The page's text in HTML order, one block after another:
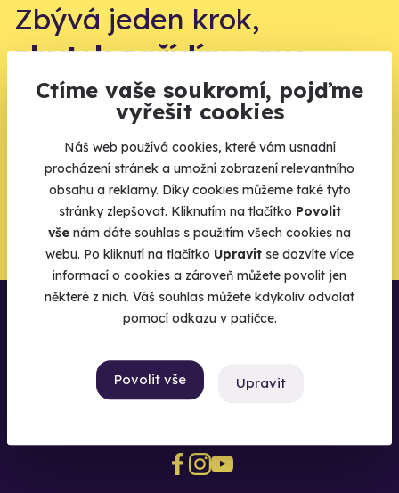
Ctíme vaše soukromí, pojďme
vyřešit cookies
Náš web používá cookies, které vám usnadní
procházení stránek a umožní zobrazení relevantního
obsahu a reklamy. Díky cookies můžeme také tyto
stránky zlepšovat. Kliknutím na tlačítko Povolit
vše nám dáte souhlas s použitím všech cookies na
webu. Po kliknutí na tlačítko Upravit se dozvíte více
informací o cookies a zároveň můžete povolit jen
některé z nich. Váš souhlas můžete kdykoliv odvolat
pomocí odkazu v patičce.
Povolit vše Upravit
Zbývá jeden krok,
zbytek zařídíme my
Váš e-mail je vstupenka do světa, kde se žije naplno. Pojďte
Chci být u toho